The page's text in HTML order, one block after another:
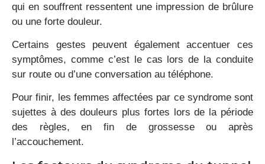
qui en souffrent ressentent une impression de brûlure
ou une forte douleur.
Certains gestes peuvent également accentuer ces
symptômes, comme c’est le cas lors de la conduite
sur route ou d’une conversation au téléphone.
Pour finir, les femmes affectées par ce syndrome sont
sujettes à des douleurs plus fortes lors de la période
des règles, en fin de grossesse ou après
l’accouchement.